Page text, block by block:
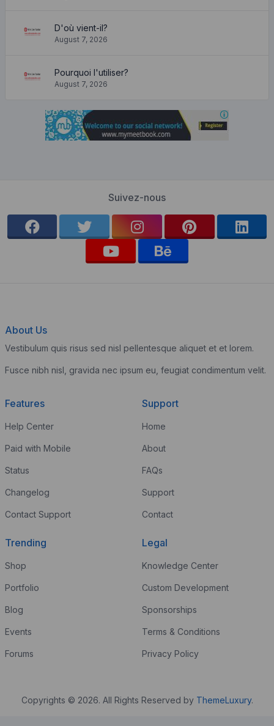
D'où vient-il?
August 7, 2026
Pourquoi l'utiliser?
August 7, 2026
Suivez-nous
About Us
Vestibulum quis risus sed nisl pellentesque aliquet et et lorem.
Fusce nibh nisl, gravida nec ipsum eu, feugiat condimentum velit.
Features
Help Center
Paid with Mobile
Status
Changelog
Contact Support
Support
Home
About
FAQs
Support
Contact
Trending
Shop
Portfolio
Blog
Events
Forums
Legal
Knowledge Center
Custom Development
Sponsorships
Terms & Conditions
Privacy Policy
Copyrights © 2026. All Rights Reserved by ThemeLuxury.